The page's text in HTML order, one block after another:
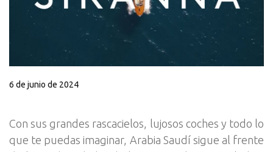
6 de junio de 2024
Con sus grandes rascacielos, lujosos coches y todo lo
que te puedas imaginar, Arabia Saudí sigue al frente